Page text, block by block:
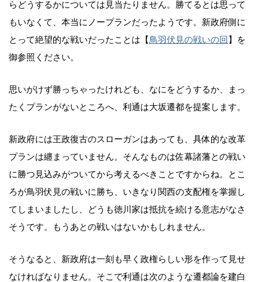
らどうするかについては見当たりません。勝てるとは思って
もいなくて、本当にノープランだったようです。新政府側に
とって絶望的な戦いだったことは【鳥羽伏見の戦いの回 】を
御参照ください。
思いがけず勝っちゃったけれども、なにをどうするか、まっ
たくプランがないところへ、利通は大坂遷都を提案します。
新政府には王政復古のスローガンはあっても、具体的な改革
プランは纏まっていません。そんなものは佐幕諸藩との戦い
に勝つ見込みがついてから考えるべきことですからね。とこ
ろが鳥羽伏見の戦いに勝ち、いきなり関西の支配権を掌握し
てしまいましたし、どうも徳川家は抵抗を続ける意志がなさ
そうです。もうあとの戦いはないかもしれません。
そうなると、新政府は一刻も早く政権らしい形を作って見せ
なければなりません。そこで利通は次のような遷都論を建白